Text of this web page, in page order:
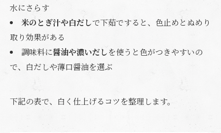
水にさらす
米のとぎ汁や白だしで下茹ですると、色止めとぬめり
取り効果がある
調味料に醤油や濃いだしを使うと色がつきやすいの
で、白だしや薄口醤油を選ぶ
下記の表で、白く仕上げるコツを整理します。